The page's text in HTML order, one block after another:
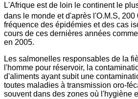
L'Afrique est de loin le continent le
dans le monde et d'après l'O.M.S, 200
fréquence des épidémies et des cas
cours de ces dernières années
en 2005.
Les salmonelles responsables de la
l'homme pour réservoir, la
d'aliments ayant subit une
toutes maladies à transmission oro-
souvent dans des zones où l'hygiène